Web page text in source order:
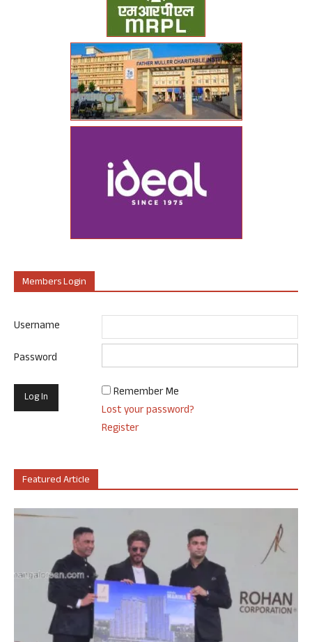
Members Login
Username
Password
Remember Me
Lost your password?
Register
Featured Article